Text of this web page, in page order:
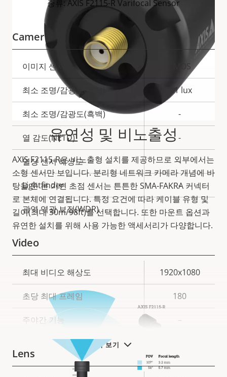
유연성 및 비노출성
AXIS F2115-R은 비노출형 설치를 제공하므로 외부에서는
소형 센서만 보입니다. 분리형 네트워크 카메라 개념에 바
탕을 둔 본 가변 초점 센서는 튼튼한 SMA-FAKRA 커넥터
로 본체에 연결됩니다. 특정 요건에 따라 케이블 유형 및
길이(최대 30m/98ft)를 선택합니다. 또한 마운트 옵션과
유연한 설치를 위해 사용 가능한 액세서리가 다양합니다.
더 보기
종류: AXIS F2115-R Varifocal Sensor
Camera
속
성
설
명
속
성
값
이미지 센서 CMOS
최소 조명/감광도(컬러) 0.1 lux
최소 조명/감광도(흑백) -
열 감도(NETD) -
열상 센서 해상도 -
Lightfinder -
광역 역광 보정(WDR) -
Video
속
성
설
속
성
값
최대 비디오 해상도 1920x1080
초당 최대 프레임 180
주야간 기능 –
Lens